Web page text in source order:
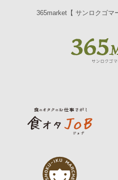
365market【 サンロクゴマ